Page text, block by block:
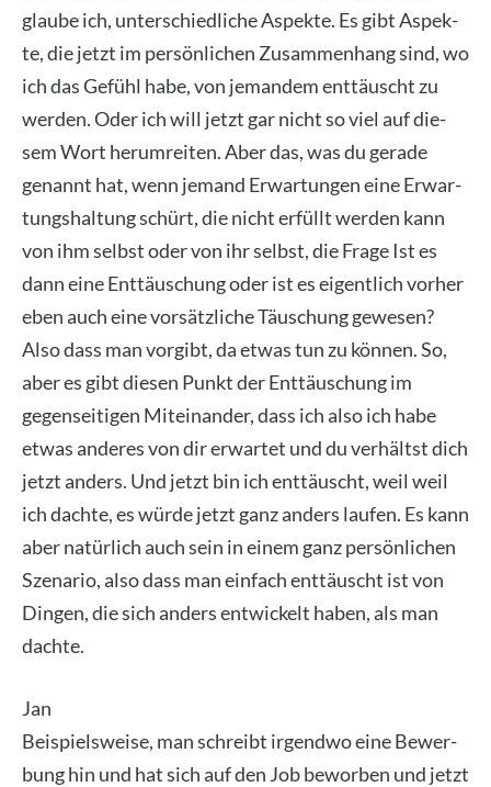
glau­be ich, unter­schied­li­che Aspek­te. Es gibt Aspek­
te, die jetzt im per­sön­li­chen Zusam­men­hang sind, wo
ich das Gefühl habe, von jeman­dem ent­täuscht zu
wer­den. Oder ich will jetzt gar nicht so viel auf die­
sem Wort her­um­rei­ten. Aber das, was du gera­de
genannt hat, wenn jemand Erwar­tun­gen eine Erwar­
tungs­hal­tung schürt, die nicht erfüllt wer­den kann
von ihm selbst oder von ihr selbst, die Fra­ge Ist es
dann eine Ent­täu­schung oder ist es eigent­lich vor­her
eben auch eine vor­sätz­li­che Täu­schung gewe­sen?
Also dass man vor­gibt, da etwas tun zu kön­nen. So,
aber es gibt die­sen Punkt der Ent­täu­schung im
gegen­sei­ti­gen Mit­ein­an­der, dass ich also ich habe
etwas ande­res von dir erwar­tet und du ver­hältst dich
jetzt anders. Und jetzt bin ich ent­täuscht, weil weil
ich dach­te, es wür­de jetzt ganz anders lau­fen. Es kann
aber natür­lich auch sein in einem ganz per­sön­li­chen
Sze­na­rio, also dass man ein­fach ent­täuscht ist von
Din­gen, die sich anders ent­wi­ckelt haben, als man
dach­te.
Jan
Bei­spiels­wei­se, man schreibt irgend­wo eine Bewer­
bung hin und hat sich auf den Job bewor­ben und jetzt